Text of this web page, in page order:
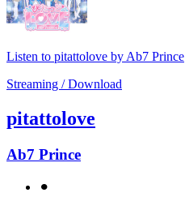
Listen to pitattolove by Ab7 Prince
Streaming / Download
pitattolove
Ab7 Prince
⚫︎